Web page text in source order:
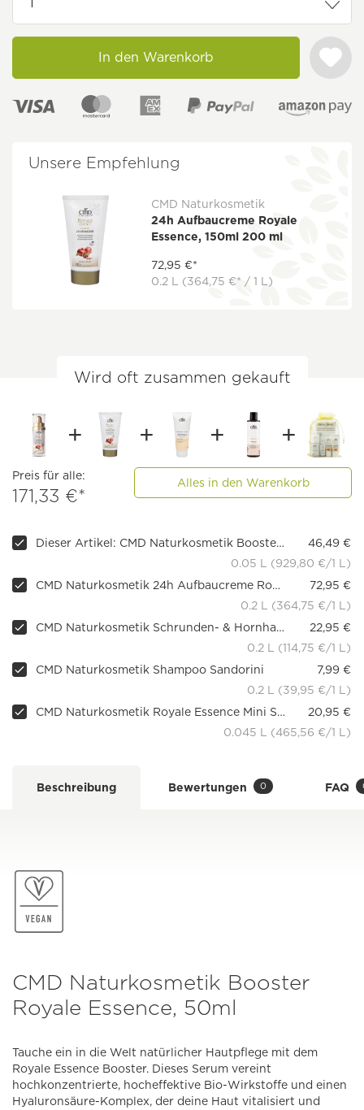
In den Warenkorb
Unsere Empfehlung
CMD Naturkosmetik
24h Aufbaucreme Royale
Essence, 150ml 200 ml
72,95 €*
0.2 L (364,75 €* / 1 L)
Wird oft zusammen gekauft
Preis für alle:
171,33 €*
Alles in den Warenkorb
Dieser Artikel: CMD Naturkosmetik Booster Royale Essence, 50ml
46,49 €
0.05 L (929,80 €/1 L)
CMD Naturkosmetik 24h Aufbaucreme Royale Essence, 150ml
72,95 €
0.2 L (364,75 €/1 L)
CMD Naturkosmetik Schrunden- & Hornhautcreme Teebaumöl, 200ml
22,95 €
0.2 L (114,75 €/1 L)
CMD Naturkosmetik Shampoo Sandorini
7,99 €
0.2 L (39,95 €/1 L)
CMD Naturkosmetik Royale Essence Mini Set
20,95 €
0.045 L (465,56 €/1 L)
Beschreibung Bewertungen 0 FAQ
CMD Naturkosmetik Booster
Royale Essence, 50ml
Tauche ein in die Welt natürlicher Hautpflege mit dem
Royale Essence Booster. Dieses Serum vereint
hochkonzentrierte, hocheffektive Bio-Wirkstoffe und einen
Hyaluronsäure-Komplex, der deine Haut vitalisiert und